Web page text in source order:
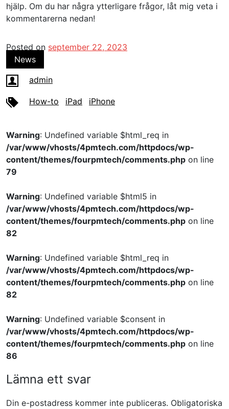
hjälp. Om du har några ytterligare frågor, låt mig veta i
kommentarerna nedan!
Posted on september 22, 2023
News
admin
How-to iPad iPhone
Warning: Undefined variable $html_req in
/var/www/vhosts/4pmtech.com/httpdocs/wp-
content/themes/fourpmtech/comments.php on line
79
Warning: Undefined variable $html5 in
/var/www/vhosts/4pmtech.com/httpdocs/wp-
content/themes/fourpmtech/comments.php on line
82
Warning: Undefined variable $html_req in
/var/www/vhosts/4pmtech.com/httpdocs/wp-
content/themes/fourpmtech/comments.php on line
82
Warning: Undefined variable $consent in
/var/www/vhosts/4pmtech.com/httpdocs/wp-
content/themes/fourpmtech/comments.php on line
86
Lämna ett svar
Din e-postadress kommer inte publiceras. Obligatoriska